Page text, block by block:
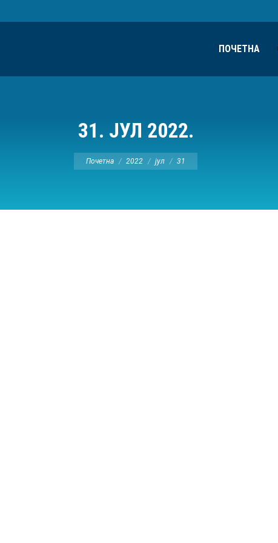
ПОЧЕТНА
31. ЈУЛ 2022.
Ви сте овде:
Почетна 2022 јул 31